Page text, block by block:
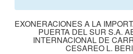
EXONERACIONES A LA
PUERTA DEL SUR S.A.
INTERNACIONAL DE
CESAREO L.